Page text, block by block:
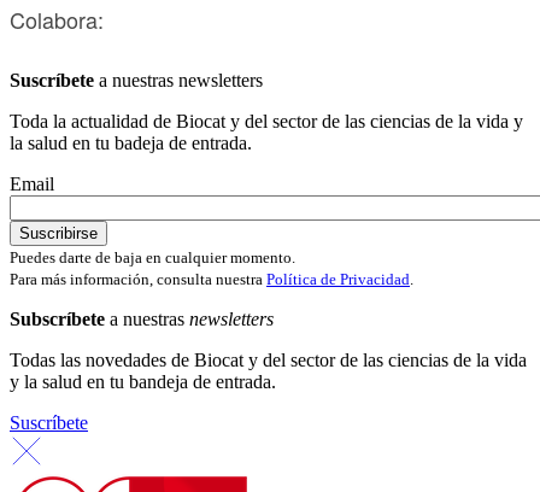
Colabora:
Suscríbete a nuestras newsletters
Toda la actualidad de Biocat y del sector de las ciencias de la vida y
la salud en tu badeja de entrada.
Email
Puedes darte de baja en cualquier momento.
Para más información, consulta nuestra Política de Privacidad.
Subscríbete a nuestras newsletters
Todas las novedades de Biocat y del sector de las ciencias de la vida
y la salud en tu bandeja de entrada.
Suscríbete